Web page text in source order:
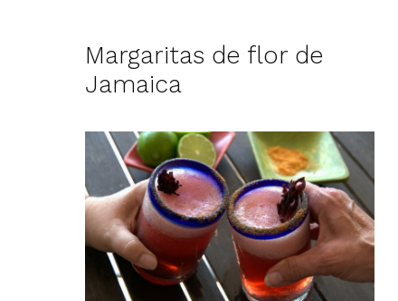
Margaritas de flor de
Jamaica